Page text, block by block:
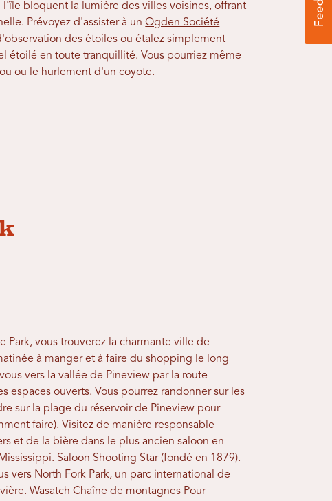
l'île bloquent la lumière des villes voisines, offrant
Prévoyez d'assister à unOgden Société
des étoiles ou étalez simplement
étoilé en toute tranquillité. Vous pourriez même
ou le hurlement d'un coyote.
Park, vous trouverez la charmante ville de
à manger et à faire du shopping le long
vers la vallée de Pineview par la route
espaces ouverts. Vous pourrez randonner sur les
sur la plage du réservoir de Pineview pour
faire).Visitez de manière responsable
et de la bière dans le plus ancien saloon en
Saloon Shooting Star(fondé en 1879).
vers North Fork Park, un parc international de
Wasatch Chaîne de montagnes Pour